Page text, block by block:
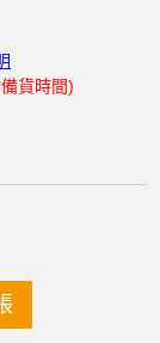
貨時間)